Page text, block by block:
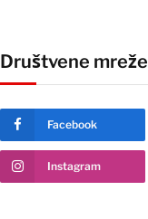
Društvene mreže
Facebook
Instagram